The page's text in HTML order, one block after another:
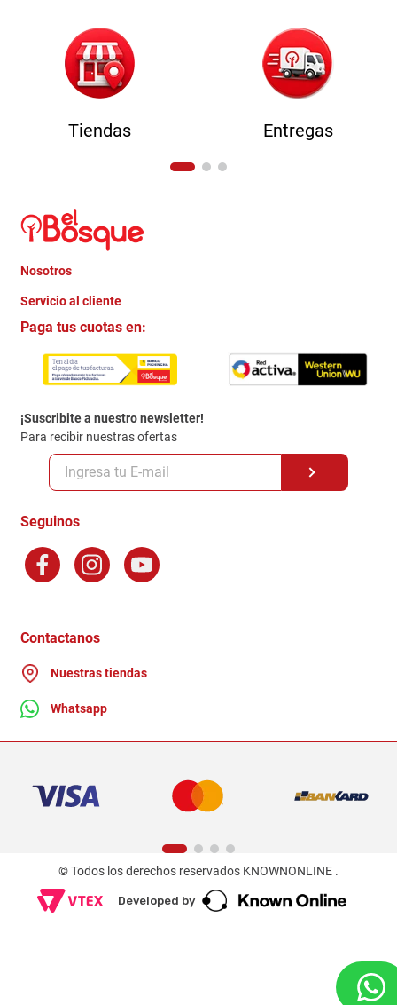
Tiendas Entregas
Nosotros
Quienes somos
Trabaja con Nosotros
Contacto
Servicio al cliente
Crédito Directo
Garantia
Politica de Privacidad
Políticas y condiciones GiftCard
Formas de Pago
Terminos y Condiciones
Factura Electronica
Ganadores - Promociones
Paga tus cuotas en:
¡Suscribite a nuestro newsletter!
Para recibir nuestras ofertas
Seguinos
Contactanos
Nuestras tiendas
Whatsapp
© Todos los derechos reservados KNOWNONLINE .
Developed by